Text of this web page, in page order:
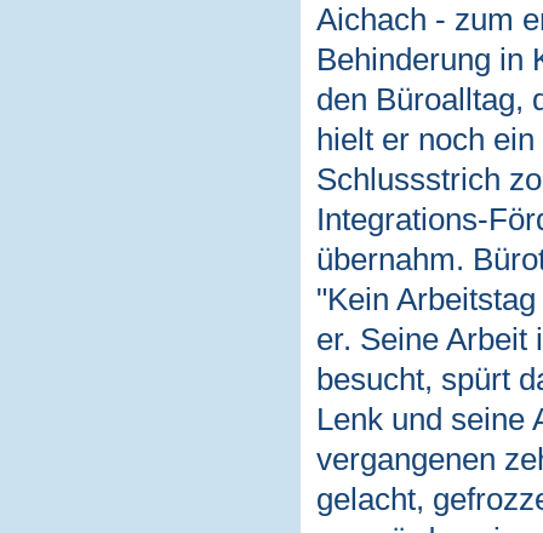
Aichach - zum
Behinderung in
den Büroalltag,
hielt er noch
Schlussstrich
Integrations-
übernahm.
"Kein
er. Seine Arbeit
besucht, spürt
Lenk und seine
vergangenen
gelacht,